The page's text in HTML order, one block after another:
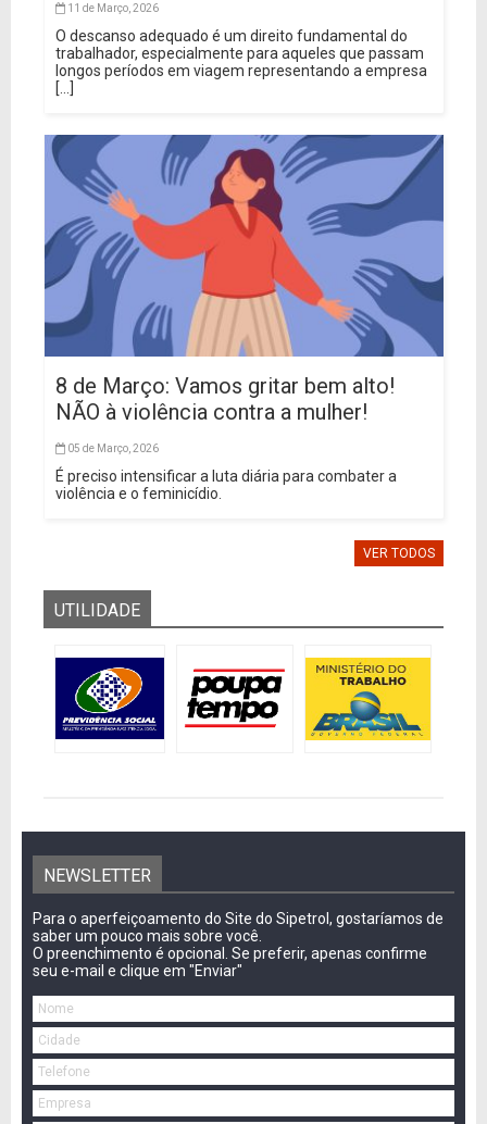
11 de Março, 2026
O descanso adequado é um direito fundamental do
trabalhador, especialmente para aqueles que passam
longos períodos em viagem representando a empresa
[...]
8 de Março: Vamos gritar bem alto!
NÃO à violência contra a mulher!
05 de Março, 2026
É preciso intensificar a luta diária para combater a
violência e o feminicídio.
VER TODOS
UTILIDADE
NEWSLETTER
Para o aperfeiçoamento do Site do Sipetrol, gostaríamos de
saber um pouco mais sobre você.
O preenchimento é opcional. Se preferir, apenas confirme
seu e-mail e clique em "Enviar"